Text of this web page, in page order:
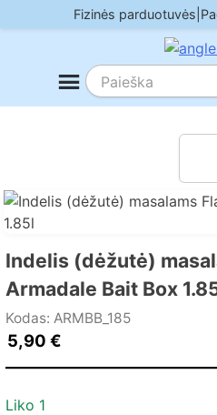
to
Fizinės parduotuvės
Indelis (dėžutė)
Armadale Bait Box
Kodas: ARMBB_185
5,90 €
Liko 1